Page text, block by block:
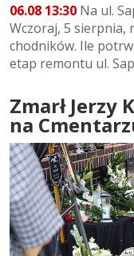
06.08 13:30 Na ul.
Wczoraj, 5 sierpnia,
chodników. Ile
etap remontu ul.
Zmarł Jerzy
na